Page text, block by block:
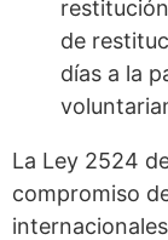
de
días a la
La Ley 2524
compromiso